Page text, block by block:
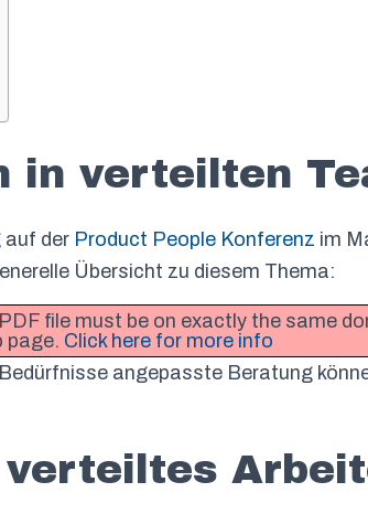
in verteilten
auf der Product People Konferenz im
Übersicht zu diesem Thema:
file must be on exactly the same
page. Click here for more info
angepasste Beratung